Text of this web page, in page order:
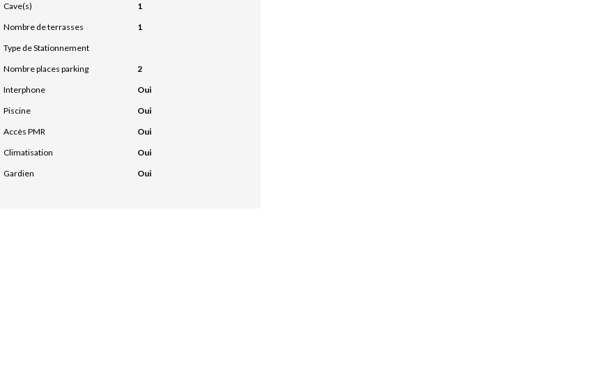
Cave(s)
1
Nombre de terrasses
1
Type de Stationnement
Nombre places parking
2
Interphone
Oui
Piscine
Oui
Accès PMR
Oui
Climatisation
Oui
Gardien
Oui